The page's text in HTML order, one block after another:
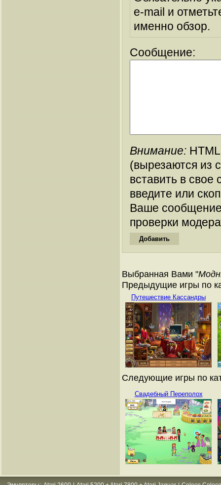
e-mail и
именно обзор.
Сообщение:
Внимание:
(вырезаются из
вставить в
введите или
Ваше
проверки
Выбранная Вами "
Предыдущие игры по
Путешествие Кассандры
Следующие игры по
Свадебный Переполох